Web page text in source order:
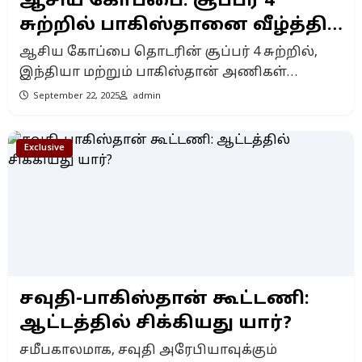
சுற்றில் பாகிஸ்தானை வீழ்த்தி
இந்தியா அசத்தல்!
ஆசிய கோப்பை தொடரின் சூப்பர் 4 சுற்றில்,
இந்தியா மற்றும் பாகிஸ்தான் அணிகள்
மோதிய பரபரப்பான போட்டியில்,
வீழ்த்தி இந்திய அணி அபார வெற்றி பெற்றது.
பாகிஸ்தான் நிர்ணயித்த 172 ரன்கள் என்ற
சவாலான இலக்கை, இந்திய அணி 18.5
September 22, 2025 admin
Exclusive
சவுதி-பாகிஸ்தான் கூட்டணி:
ஆட்டத்தில் சிக்கியது யார்?
சமீபகாலமாக, சவுதி அரேபியாவுக்கும்